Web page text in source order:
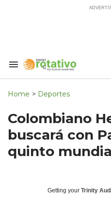
Search
Navigation
Home > Deportes
Colombiano
buscará con
quinto
Getting your Trinity